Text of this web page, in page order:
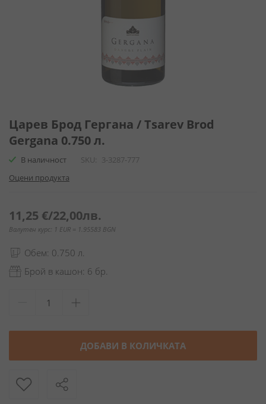
към
началото
на
галерия
снимки
Царев Брод Гергана / Tsarev Brod
Gergana 0.750 л.
В наличност SKU
3-3287-777
Оцени продукта
11,25 €/22,00лв.
Валутен курс: 1 EUR = 1.95583 BGN
Обем: 0.750 л.
Брой в кашон: 6 бр.
ДОБАВИ В КОЛИЧКАТА